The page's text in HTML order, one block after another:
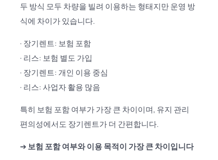
두 방식 모두 차량을 빌려 이용하는 형태지만 운영 방
식에 차이가 있습니다.
· 장기렌트: 보험 포함
· 리스: 보험 별도 가입
· 장기렌트: 개인 이용 중심
· 리스: 사업자 활용 많음
특히 보험 포함 여부가 가장 큰 차이이며, 유지 관리
편의성에서도 장기렌트가 더 간편합니다.
➔보험 포함 여부와 이용 목적이 가장 큰 차이입니다